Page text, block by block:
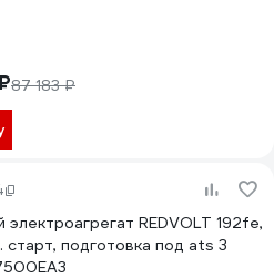
87 183 ₽
REDVOLT 192fe,
старт, подготовка под ats 3